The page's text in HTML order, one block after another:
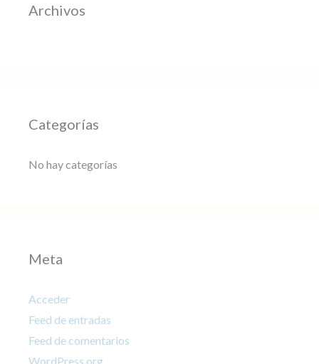
Archivos
Categorías
No hay categorías
Meta
Acceder
Feed de entradas
Feed de comentarios
WordPress.org